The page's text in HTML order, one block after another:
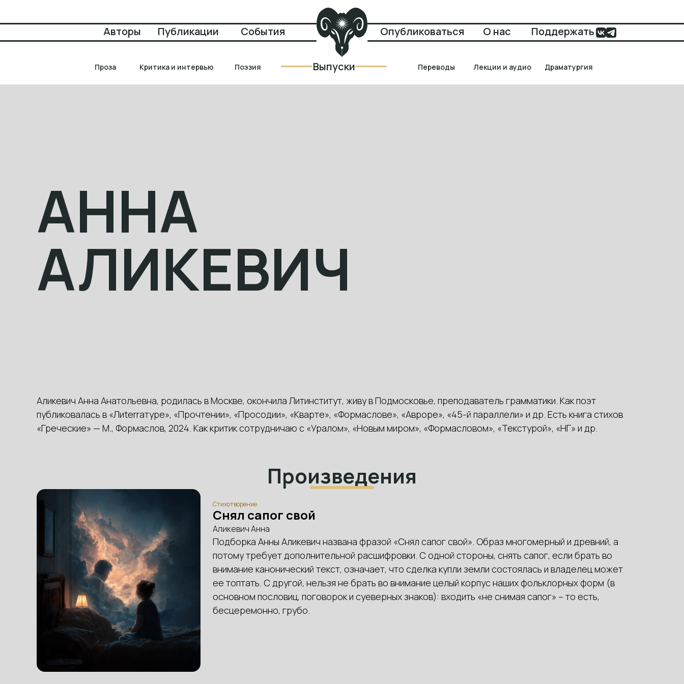
Авторы Публикации События Опубликоваться О нас Поддержать
Проза Критика и интервью Поэзия Выпуски
Выпуски Переводы Лекции и аудио Драматургия
АННА
АЛИКЕВИЧ
Аликевич Анна Анатольевна, родилась в Москве, окончила Литинститут, живу в Подмосковье, преподаватель грамматики. Как поэт
публиковалась в «Лиterraтуре», «Прочтении», «Просодии», «Кварте», «Формаслове», «Авроре», «45-й параллели» и др. Есть книга стихов
«Греческие» — М., Формаслов, 2024. Как критик сотрудничаю с «Уралом», «Новым миром», «Формасловом», «Текстурой», «НГ» и др.
Произведения
Стихотворение
Снял сапог свой
Аликевич Анна
Подборка Анны Аликевич названа фразой «Снял сапог свой». Образ многомерный и древний, а
потому требует дополнительной расшифровки. С одной стороны, снять сапог, если брать во
внимание канонический текст, означает, что сделка купли земли состоялась и владелец может
ее топтать. С другой, нельзя не брать во внимание целый корпус наших фольклорных форм (в
основном пословиц, поговорок и суеверных знаков): входить «не снимая сапог» – то есть,
бесцеремонно, грубо.